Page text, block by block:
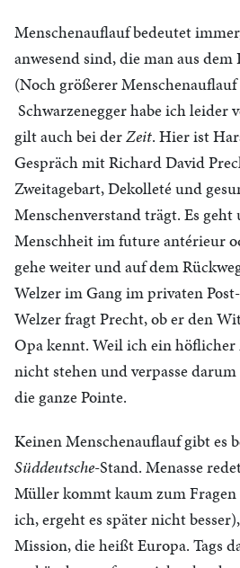
Menschenauflauf bedeutet
anwesend sind, die man aus dem
(Noch größerer
Schwarzenegger habe ich leider
gilt auch bei derZeit. Hier ist
Gespräch mit Richard David
Zweitagebart, Dekolleté und
Menschenverstand trägt. Es
Menschheit im future antérieur
gehe weiter und auf dem
Welzer im Gang im privaten
Welzer fragt Precht, ob er den
Opa kennt. Weil ich ein höflicher
nicht stehen und verpasse
die ganze Pointe.
Keinen Menschenauflauf gibt es
Süddeutsche-Stand. Menasse
Müller kommt kaum zum Fragen
ich, ergeht es später nicht
Mission, die heißt Europa. Tags